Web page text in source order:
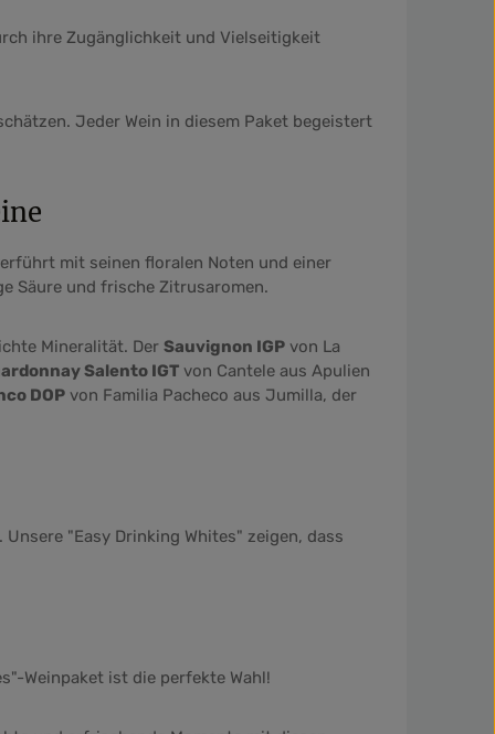
ihre Zugänglichkeit und Vielseitigkeit
Jeder Wein in diesem Paket begeistert
mit seinen floralen Noten und einer
Säure und frische Zitrusaromen.
Mineralität. Der Sauvignon IGP von La
Salento IGT von Cantele aus Apulien
DOP von Familia Pacheco aus Jumilla, der
"Easy Drinking Whites" zeigen, dass
Weinpaket ist die perfekte Wahl!